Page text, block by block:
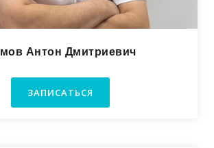
Антон Дмитриевич
ЗАПИСАТЬСЯ